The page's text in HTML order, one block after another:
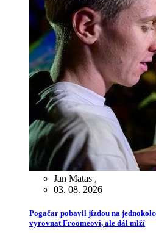
Jan Matas ,
03. 08. 2026
Pogačar pobavil jízdou na
vyrovnat Froomeovi, ale dál mlží